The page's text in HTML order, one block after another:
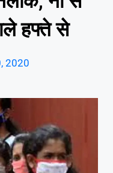
हफ्ते से
2020